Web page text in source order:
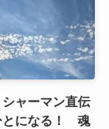
ャーマン直伝
とになる！ 魂